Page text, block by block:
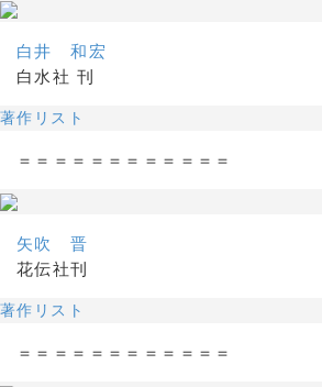
白井 和宏
白水社 刊
著作リスト
＝＝＝＝＝＝＝＝＝＝＝＝
矢吹 晋
花伝社刊
著作リスト
＝＝＝＝＝＝＝＝＝＝＝＝